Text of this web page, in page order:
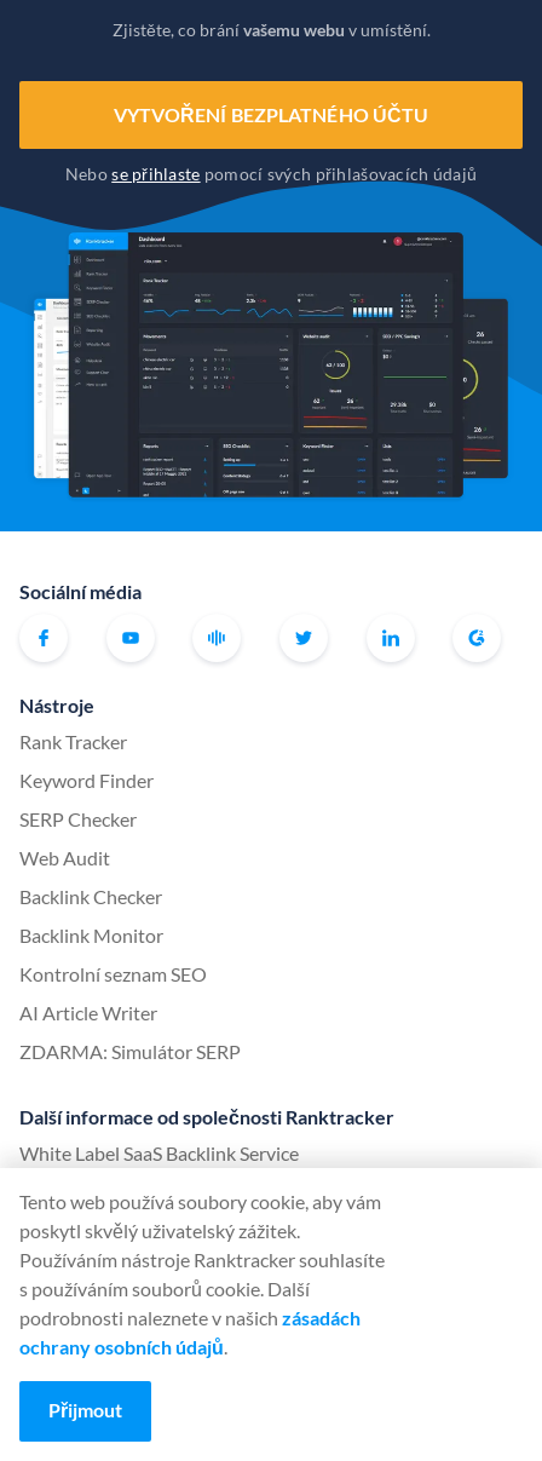
Zjistěte, co bránívašemu webu v umístění.
VYTVOŘENÍ BEZPLATNÉHO ÚČTU
Nebose přihlaste pomocí svých přihlašovacích údajů
Sociální média
Nástroje
Rank Tracker
Keyword Finder
SERP Checker
Web Audit
Backlink Checker
Backlink Monitor
Kontrolní seznam SEO
AI Article Writer
ZDARMA: Simulátor SERP
Další informace od společnosti Ranktracker
White Label SaaS Backlink Service
Jak to funguje
Partnerský program
Blog
Slovník SEO
Průvodce SEO
Bezplatné nástroje SEO
Dohoda o příspěvku pro hosty
Tento web používá soubory cookie, aby vám
poskytl skvělý uživatelský zážitek.
Používáním nástroje Ranktracker souhlasíte
s používáním souborů cookie. Další
podrobnosti naleznete v našich zásadách
ochrany osobních údajů.
Přijmout